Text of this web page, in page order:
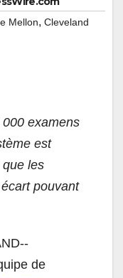
Mellon, Cleveland
examens
est
les
pouvant
de